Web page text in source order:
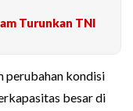
Turunkan TNI
perubahan kondisi
besar di